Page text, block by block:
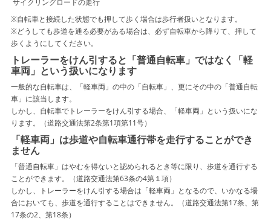
サイクリングロードの走行
※自転車と接続した状態でも押して歩く場合は歩行者扱いとなります。
※どうしても歩道を通る必要がある場合は、必ず自転車から降りて、押して
歩くようにしてください。
トレーラーをけん引すると「普通自転車」ではなく「軽
車両」という扱いになります
一般的な自転車は、「軽車両」の中の「自転車」、更にその中の「普通自転
車」に該当します。
しかし、自転車でトレーラーをけん引する場合、「軽車両」という扱いにな
ります。（道路交通法第2条第1項第11号）
「軽車両」は歩道や自転車通行帯を走行することができ
ません
「普通自転車」はやむを得ないと認められるとき等に限り、歩道を通行する
ことができます。（道路交通法第63条の4第１項）
しかし、トレーラーをけん引する場合は「軽車両」となるので、いかなる場
合においても、歩道を通行することはできません。（道路交通法第17条、第
17条の2、第18条）